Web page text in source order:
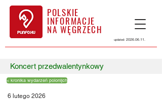
POLSKIE
INFORMACJE
NA WĘGRZECH
updated: 2026.06.11.
Koncert przedwalentynkowy
< kronika wydarzeń polonijch
6 lutego 2026